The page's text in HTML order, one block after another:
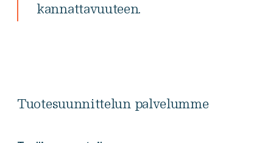
kannattavuuteen.
Tuotesuunnittelun palvelumme